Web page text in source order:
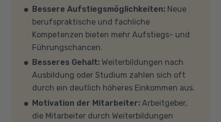
persönlichen Gespräch zu diesem Thema.
mit Ihren eigenen Geräten am Unterricht
teilnehmen, empfehlen wir PCs oder Laptops
mit Windows 10 oder Windows 11, mindestens 8
GB Arbeitsspeicher (RAM) und einem aktuellen
Mehrkern-Prozessor (CPU). Der Unterricht
findet in Microsoft Teams statt. Bitte achten
Sie darauf, dass Ihre Sicherheitsprogramme
und -einstellungen (Anti-Viren-Programme,
Firewalls etc.) die Verbindung mit MS Teams
Bessere Aufstiegsmöglichkeiten: Neue
berufspraktische und fachliche
Kompetenzen bieten mehr Aufstiegs- und
Führungschancen.
Besseres Gehalt: Weiterbildungen nach
Ausbildung oder Studium zahlen sich oft
durch ein deutlich höheres Einkommen aus.
Motivation der Mitarbeiter: Arbeitgeber,
die Mitarbeiter durch Weiterbildungen